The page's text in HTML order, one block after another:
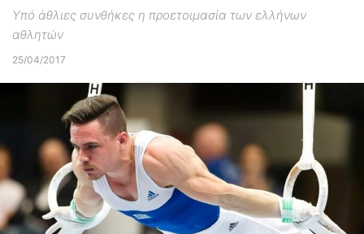
Υπό άθλιες συνθήκες η προετοιμασία των ελλήνων
αθλητών
25/04/2017